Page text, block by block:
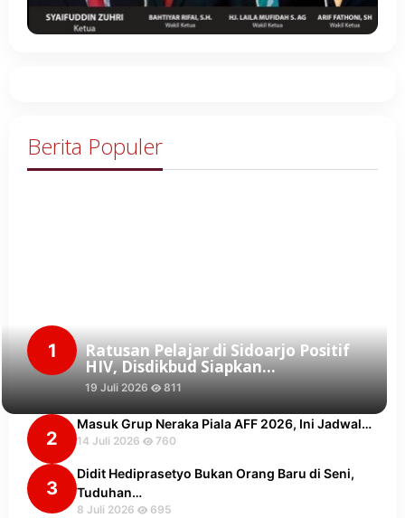
Berita Populer
1 Ratusan Pelajar di Sidoarjo Positif
HIV, Disdikbud Siapkan…
19 Juli 2026 811
2
Masuk Grup Neraka Piala AFF 2026, Ini Jadwal…
14 Juli 2026 760
3
Didit Hediprasetyo Bukan Orang Baru di Seni,
Tuduhan…
8 Juli 2026 695